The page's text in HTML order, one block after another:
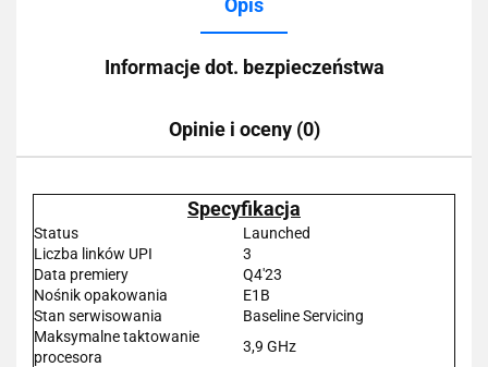
Informacje dot. bezpieczeństwa
Opinie i oceny (0)
Specyfikacja
Status
Launched
Liczba linków UPI
3
Data premiery
Q4'23
Nośnik opakowania
E1B
Stan serwisowania
Baseline Servicing
Maksymalne taktowanie
procesora
3,9 GHz